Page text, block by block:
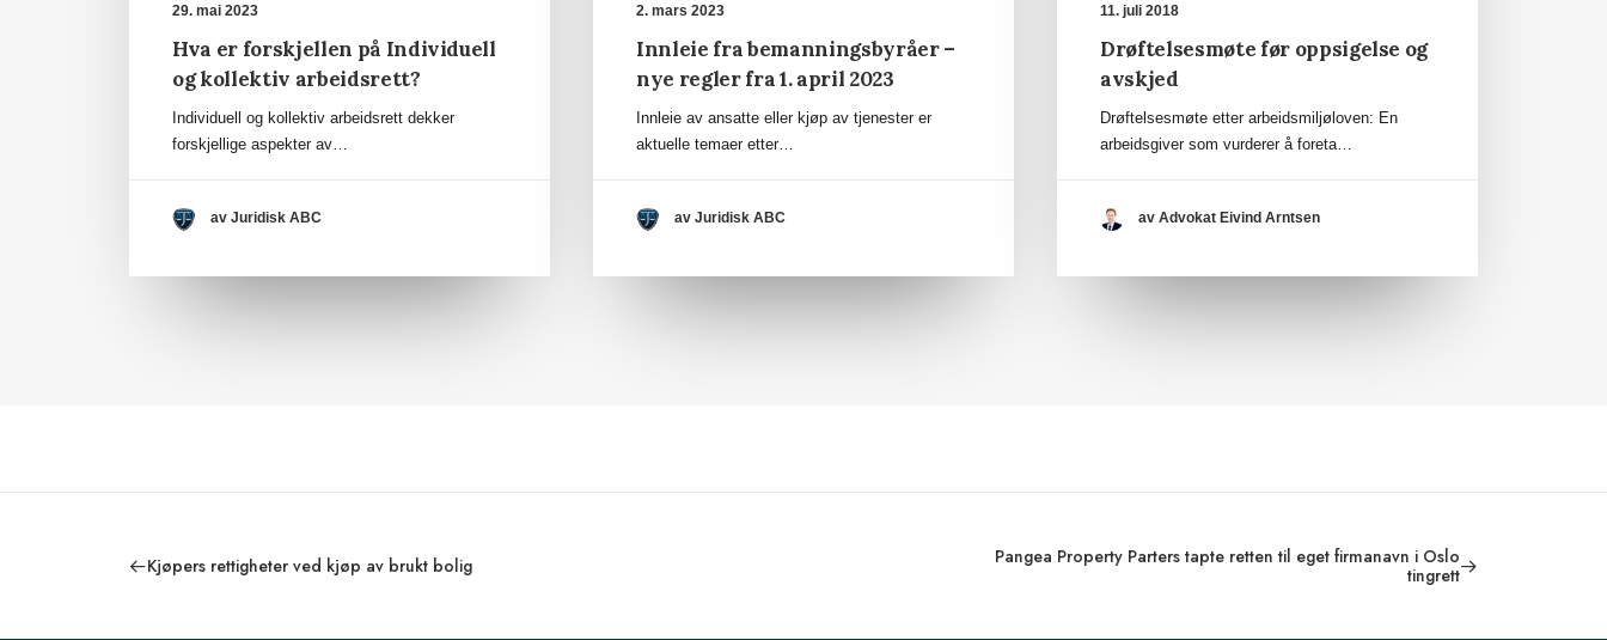
29. mai 2023
Hva er forskjellen på Individuell
og kollektiv arbeidsrett?
Individuell og kollektiv arbeidsrett dekker
forskjellige aspekter av…
av Juridisk ABC
2. mars 2023
Innleie fra bemanningsbyråer –
nye regler fra 1. april 2023
Innleie av ansatte eller kjøp av tjenester er
aktuelle temaer etter…
av Juridisk ABC
11. juli 2018
Drøftelsesmøte før oppsigelse og
avskjed
Drøftelsesmøte etter arbeidsmiljøloven: En
arbeidsgiver som vurderer å foreta…
av Advokat Eivind Arntsen
Kjøpers rettigheter ved kjøp av brukt bolig
Pangea Property Parters tapte retten til eget firmanavn i Oslo
tingrett